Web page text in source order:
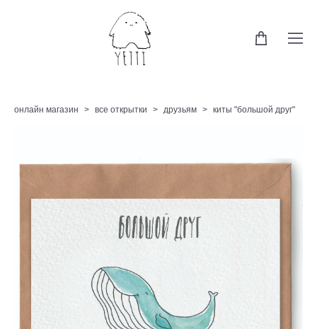
онлайн магазин > все открытки > друзьям > киты "большой друг"